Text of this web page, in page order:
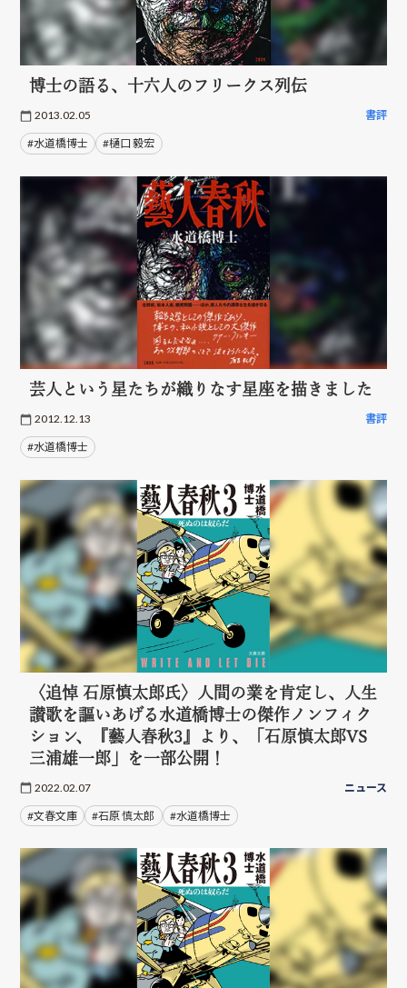
博士の語る、十六人のフリークス列伝
2013.02.05 書評
#水道橋博士 #樋口 毅宏
芸人という星たちが織りなす星座を描きました
2012.12.13 書評
#水道橋博士
〈追悼 石原慎太郎氏〉人間の業を肯定し、人生
讃歌を謳いあげる水道橋博士の傑作ノンフィク
ション、『藝人春秋3』より、「石原慎太郎VS
三浦雄一郎」を一部公開！
2022.02.07 ニュース
#文春文庫 #石原 慎太郎 #水道橋博士